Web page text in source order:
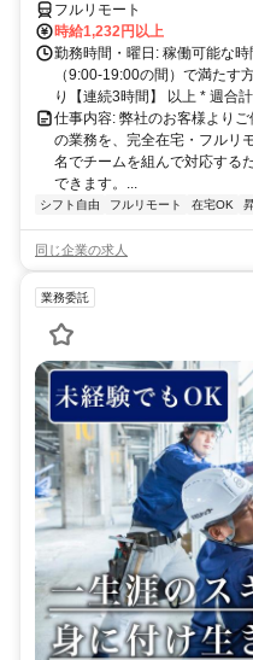
フルリモート
時給1,232円以上
勤務時間・曜日: 稼働可能な
（9:00-19:00の間）で満たす
り【連続3時間】 以上 * 週合
仕事内容: 弊社のお客様より
の業務を、完全在宅・フルリ
名でチームを組んで対応する
できます。...
シフト自由 フルリモート 在宅OK
同じ企業の求人
業務委託